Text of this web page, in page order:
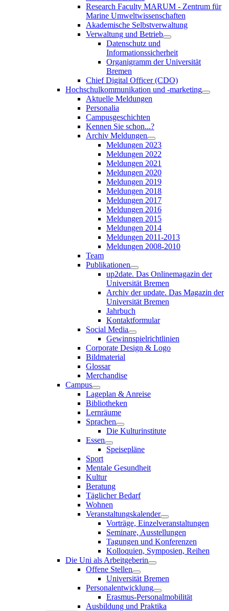
Research Faculty MARUM - Zentrum für
Marine Umweltwissenschaften
Akademische Selbstverwaltung
Verwaltung und Betrieb
Datenschutz und
Informationssicherheit
Organigramm der Universität
Bremen
Chief Digital Officer (CDO)
Hochschulkommunikation und -marketing
Aktuelle Meldungen
Personalia
Campusgeschichten
Kennen Sie schon...?
Archiv Meldungen
Meldungen 2023
Meldungen 2022
Meldungen 2021
Meldungen 2020
Meldungen 2019
Meldungen 2018
Meldungen 2017
Meldungen 2016
Meldungen 2015
Meldungen 2014
Meldungen 2011-2013
Meldungen 2008-2010
Team
Publikationen
up2date. Das Onlinemagazin der
Universität Bremen
Archiv der update. Das Magazin der
Universität Bremen
Jahrbuch
Kontaktformular
Social Media
Gewinnspielrichtlinien
Corporate Design & Logo
Bildmaterial
Glossar
Merchandise
Campus
Lageplan & Anreise
Bibliotheken
Lernräume
Sprachen
Die Kulturinstitute
Essen
Speisepläne
Sport
Mentale Gesundheit
Kultur
Beratung
Täglicher Bedarf
Wohnen
Veranstaltungskalender
Vorträge, Einzelveranstaltungen
Seminare, Ausstellungen
Tagungen und Konferenzen
Kolloquien, Symposien, Reihen
Die Uni als Arbeitgeberin
Offene Stellen
Universität Bremen
Personalentwicklung
Erasmus-Personalmobilität
Ausbildung und Praktika